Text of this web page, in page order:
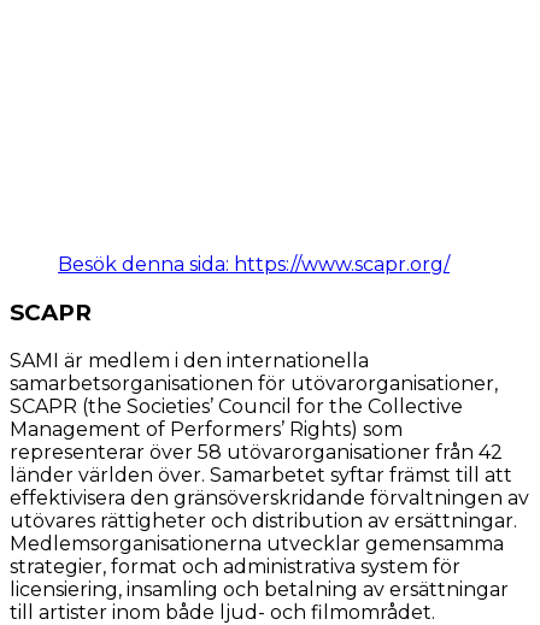
Besök denna sida: https://www.scapr.org/
SCAPR
SAMI är medlem i den internationella
samarbetsorganisationen för utövarorganisationer,
SCAPR (the Societies’ Council for the Collective
Management of Performers’ Rights) som
representerar över 58 utövarorganisationer från 42
länder världen över. Samarbetet syftar främst till att
effektivisera den gränsöverskridande förvaltningen av
utövares rättigheter och distribution av ersättningar.
Medlemsorganisationerna utvecklar gemensamma
strategier, format och administrativa system för
licensiering, insamling och betalning av ersättningar
till artister inom både ljud- och filmområdet.